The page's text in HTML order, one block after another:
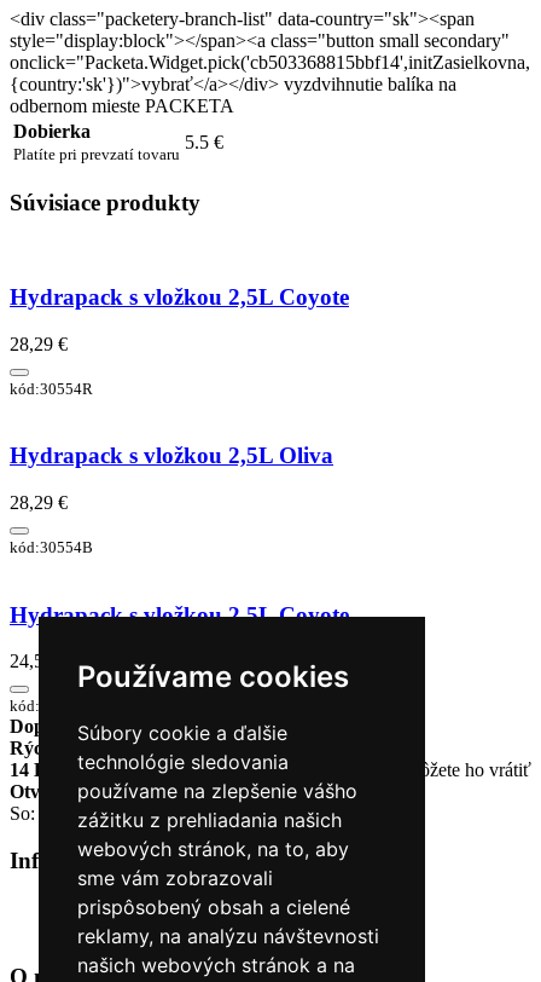
Používame cookies
Súbory cookie a ďalšie
technológie sledovania
používame na zlepšenie vášho
zážitku z prehliadania našich
webových stránok, na to, aby
sme vám zobrazovali
prispôsobený obsah a cielené
reklamy, na analýzu návštevnosti
našich webových stránok a na
<div class="packetery-branch-list" data-country="sk"><span
style="display:block"></span><a class="button small secondary"
onclick="Packeta.Widget.pick('cb503368815bbf14',initZasielkovna,
{country:'sk'})">vybrať</a></div> vyzdvihnutie balíka na
odbernom mieste PACKETA
Dobierka
Platíte pri prevzatí tovaru
5.5 €
Súvisiace produkty
Hydrapack s vložkou 2,5L Coyote
28,29 €
kód:30554R
Hydrapack s vložkou 2,5L Oliva
28,29 €
kód:30554B
Hydrapack s vložkou 2,5L Coyote
24,50 €
kód:30620R
Doprava zadarmo pri objednávke nad 230€
Rýchle dodanieTovar Vám odošleme do 24 hodín
14 Dní na vrátenie tovaruAk Vám tovar nesadne, môžete ho vrátiť
Otvorené celý týždeň Po - pia: 8:30 - 16:30
So: 9:00 - 12:00
Informácie+
O nás
Kontakt
O nás +